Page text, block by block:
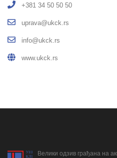
+381 34 50 50 50
uprava@ukck.rs
info@ukck.rs
www.ukck.rs
Велики одзив грађана на